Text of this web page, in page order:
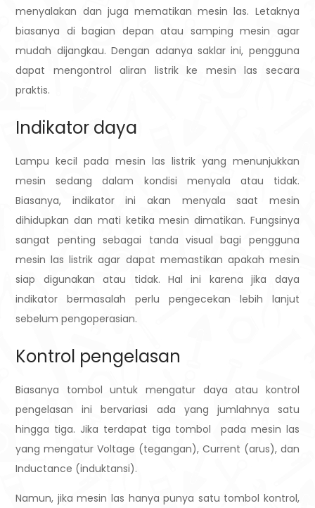
menyalakan dan juga mematikan mesin las. Letaknya
biasanya di bagian depan atau samping mesin agar
mudah dijangkau.Dengan adanya saklar ini, pengguna
dapat mengontrol aliran listrik ke mesin las secara
praktis.
Indikator daya
Lampu kecil pada mesin las listrik yang menunjukkan
mesin sedang dalam kondisi menyala atau tidak.
Biasanya, indikator ini akan menyala saat mesin
dihidupkan dan mati ketika mesin dimatikan. Fungsinya
sangat penting sebagai tanda visual bagi pengguna
mesin las listrik agar dapat memastikan apakah mesin
siap digunakan atau tidak. Hal ini karena jika daya
indikator bermasalah perlu pengecekan lebih lanjut
sebelum pengoperasian.
Kontrol pengelasan
Biasanya tombol untuk mengatur daya atau kontrol
pengelasan ini bervariasi ada yang jumlahnya satu
hingga tiga. Jika terdapat tiga tombol pada mesin las
yang mengatur Voltage (tegangan), Current (arus), dan
Inductance (induktansi).
Namun, jika mesin las hanya punya satu tombol kontrol,